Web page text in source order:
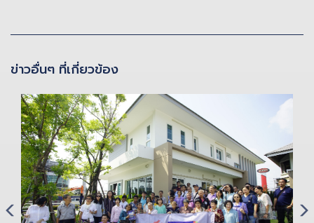
ข่าวอื่นๆ ที่เกี่ยวข้อง